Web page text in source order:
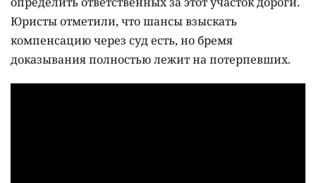
Юристы отметили, что шансы взыскать
компенсацию через суд есть, но бремя
доказывания полностью лежит на потерпевших.